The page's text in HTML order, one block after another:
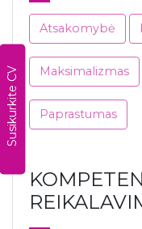
Susikurkite CV
Atsakomybė
Maksimalizmas
Paprastumas